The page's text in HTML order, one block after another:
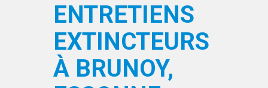
ENTRETIENS
EXTINCTEURS
À BRUNOY,